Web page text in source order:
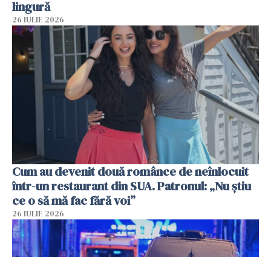
lingură
26 IULIE 2026
Cum au devenit două românce de neînlocuit
într-un restaurant din SUA. Patronul: „Nu știu
ce o să mă fac fără voi”
26 IULIE 2026